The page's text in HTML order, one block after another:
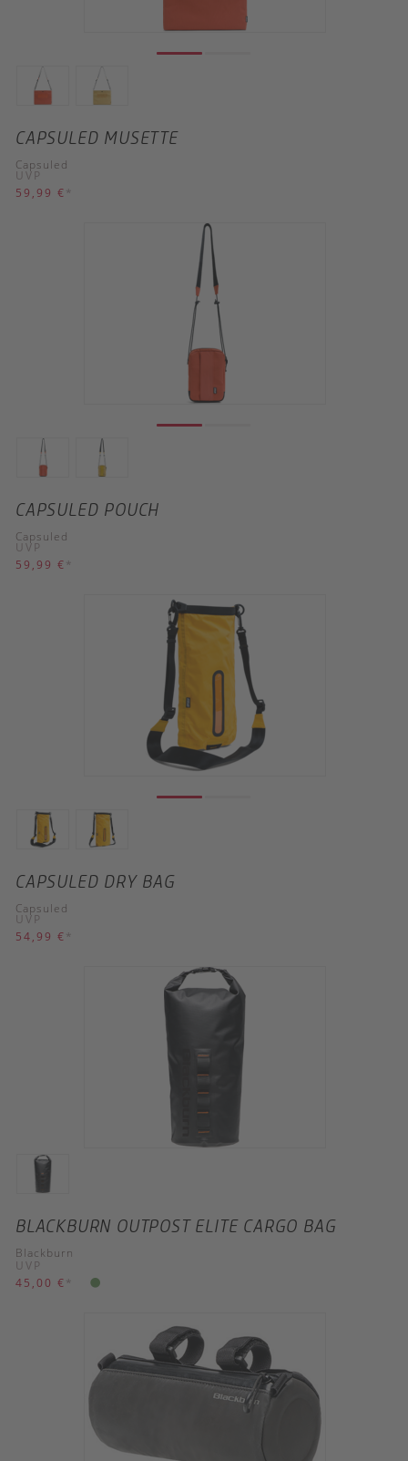
CAPSULED MUSETTE
Capsuled
UVP
59,99 € *
CAPSULED POUCH
Capsuled
UVP
59,99 € *
CAPSULED DRY BAG
Capsuled
UVP
54,99 € *
BLACKBURN OUTPOST ELITE CARGO BAG
Blackburn
UVP
45,00 € *